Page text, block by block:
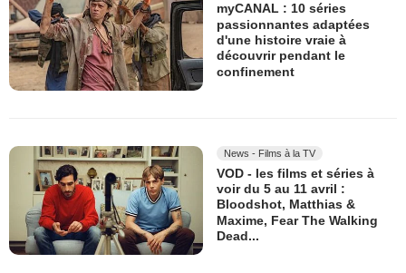
myCANAL : 10 séries
passionnantes adaptées
d'une histoire vraie à
découvrir pendant le
confinement
News - Films à la TV
VOD - les films et séries à
voir du 5 au 11 avril :
Bloodshot, Matthias &
Maxime, Fear The Walking
Dead...